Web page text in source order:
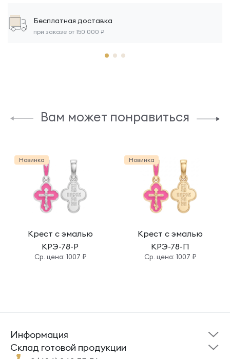
Бесплатная доставка
при заказе от 150 000 ₽
Вам может понравиться
Новинка
Крест с эмалью
КРЭ-78-Р
Cр. цена: 1007 ₽
Новинка
Крест с эмалью
КРЭ-78-П
Cр. цена: 1007 ₽
Информация
Склад готовой
продукции
Помощь
Cклад готовой продукции
Кресты Ложки